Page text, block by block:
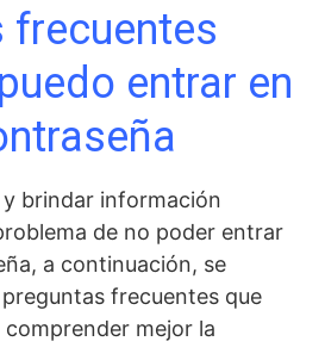
entrar en
y brindar ‌información
de no poder entrar
​a continuación, se
frecuentes que
mejor la